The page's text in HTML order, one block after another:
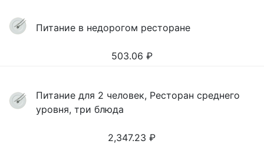
Питание в недорогом ресторане
503.06 ₽
Питание для 2 человек, Ресторан среднего
уровня, три блюда
2,347.23 ₽